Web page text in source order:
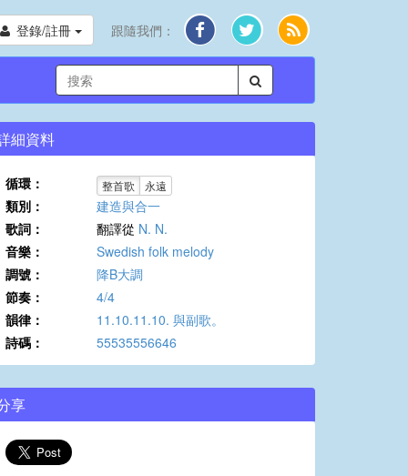
登錄/註冊 跟隨我們：
細資料
循環： 整首歌 永遠
類別：
建造與合一
歌詞：
翻譯從 N. N.
音樂：
Swedish folk melody
調號：
降B大調
節奏：
4/4
韻律：
11.10.11.10. 與副歌。
詩碼：
55535556646
享